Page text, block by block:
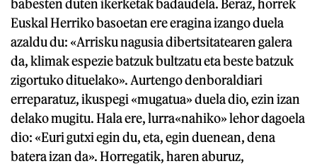
babesten duten ikerketak badaudela. Beraz, horrek
Euskal Herriko basoetan ere eragina izango duela
azaldu du: «Arrisku nagusia dibertsitatearen galera
da, klimak espezie batzuk bultzatu eta beste batzuk
zigortuko dituelako». Aurtengo denboraldiari
erreparatuz, ikuspegi «mugatua» duela dio, ezin izan
delako mugitu. Hala ere, lurra«nahiko» lehor dagoela
dio: «Euri gutxi egin du, eta, egin duenean, dena
batera izan da». Horregatik, haren aburuz,